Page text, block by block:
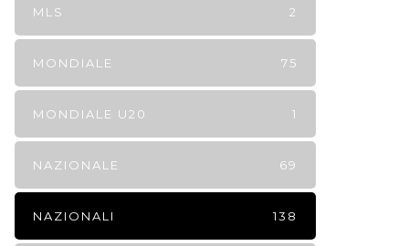
MLS 2
MONDIALE 75
MONDIALE U20 1
NAZIONALE 69
NAZIONALI 138